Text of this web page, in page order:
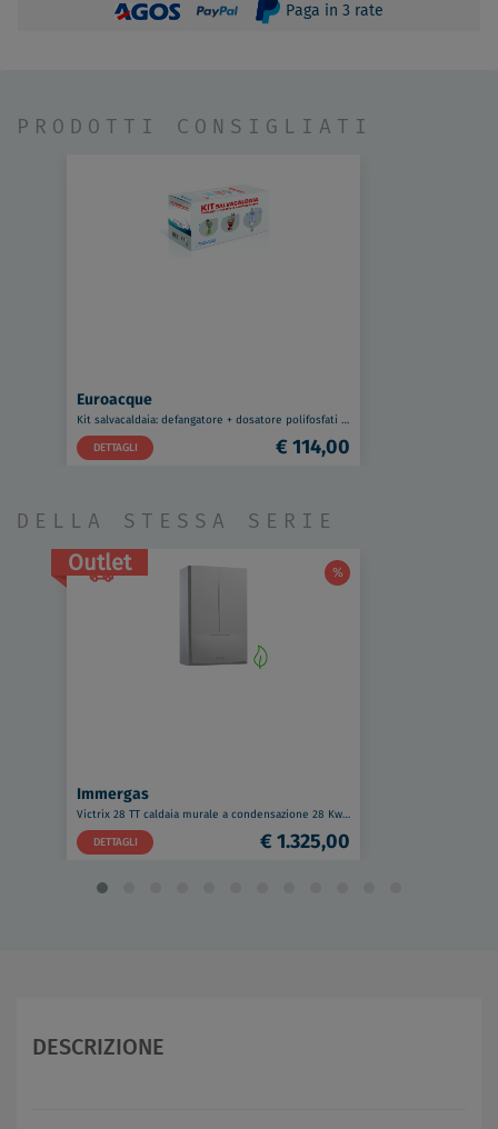
Paga in 3 rate
PRODOTTI CONSIGLIATI
Euroacque
Kit salvacaldaia: defangatore + dosatore polifosfati + neutralizzatore condensa codice prod: KITSALV1
DETTAGLI
€ 114,00
DELLA STESSA SERIE
Outlet %
Immergas
Victrix 28 TT caldaia murale a condensazione 28 Kw a metano codice prod: 3.025511
DETTAGLI
€ 1.325,00
DESCRIZIONE